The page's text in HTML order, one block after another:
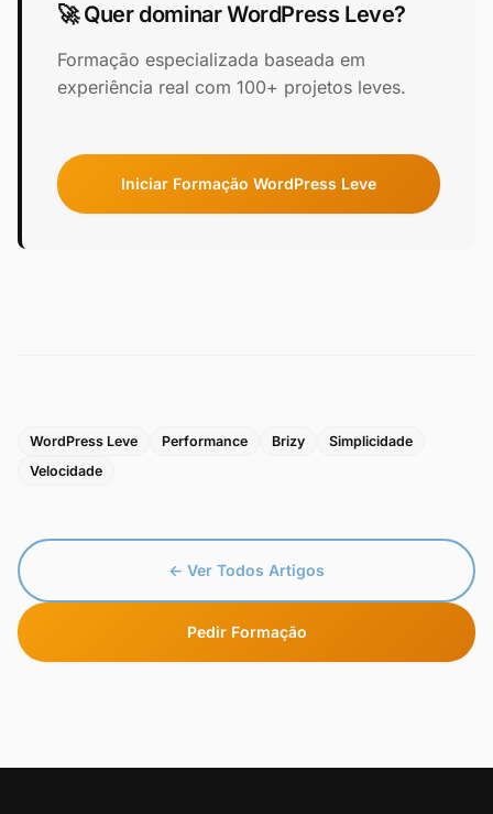
🚀 Quer dominar WordPress Leve?
Formação especializada baseada em
experiência real com 100+ projetos leves.
Iniciar Formação WordPress Leve
WordPress Leve Performance Brizy
Simplicidade
Velocidade
← Ver Todos Artigos
Pedir Formação